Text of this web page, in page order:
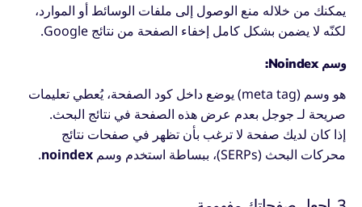
يمكنك من خلاله منع الوصول إلى ملفات الوسائط أو الموارد،
لكنّه لا يضمن بشكل كامل إخفاء الصفحة من نتائج Google.
وسم Noindex:
هو وسم (meta tag) يوضع داخل كود الصفحة، يُعطي تعليمات
صريحة لـ جوجل بعدم عرض هذه الصفحة في نتائج البحث.
إذا كان لديك صفحة لا ترغب بأن تظهر في صفحات نتائج
محركات البحث (SERPs)، ببساطة استخدم وسم
noindex
.